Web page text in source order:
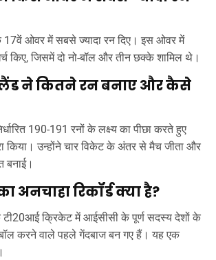
17वें ओवर में सबसे ज्यादा रन दिए। इस ओवर में
किए, जिसमें दो नो-बॉल और तीन छक्के शामिल थे।
ने कितने रन बनाए और कैसे
190-191 रनों के लक्ष्य का पीछा करते हुए
किया। उन्होंने चार विकेट के अंतर से मैच जीता और
बनाई।
अनचाहा रिकॉर्ड क्या है?
टी20आई क्रिकेट में आईसीसी के पूर्ण सदस्य देशों के
बॉल करने वाले पहले गेंदबाज बन गए हैं। यह एक